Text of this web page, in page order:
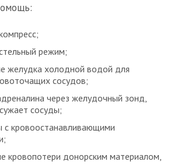
режим;
желудка холодной водой для
сосудов;
через желудочный зонд,
сосуды;
с кровоостанавливающими
кровопотери донорским материалом,